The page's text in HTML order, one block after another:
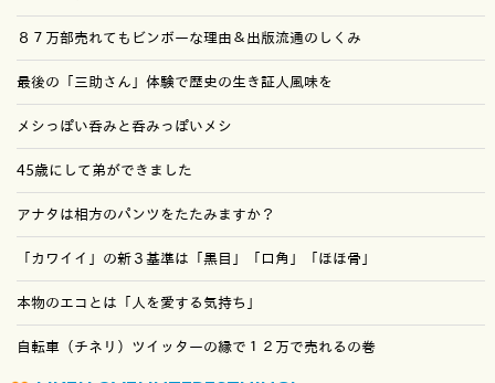
８７万部売れてもビンボーな理由＆出版流通のしくみ
最後の「三助さん」体験で歴史の生き証人風味を
メシっぽい呑みと呑みっぽいメシ
45歳にして弟ができました
アナタは相方のパンツをたたみますか？
「カワイイ」の新３基準は「黒目」「口角」「ほほ骨」
本物のエコとは「人を愛する気持ち」
自転車（チネリ）ツイッターの縁で１２万で売れるの巻